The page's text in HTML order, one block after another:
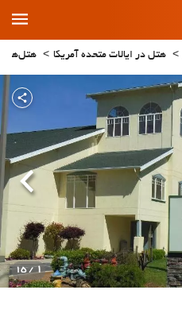
Main
Menu
هتل در ایالات متحده آمریکا هتل‌های
1
/ 15
بعدی